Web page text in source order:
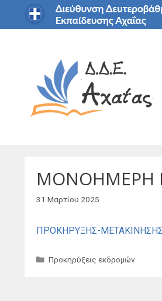
Μετάβαση
ΜΟΝΟΗΜΕΡΗ
31 Μαρτίου 2025
ΠΡΟΚΗΡΥΞΗΣ-
Κατηγορίες
Προκηρύξεις εκδρομών